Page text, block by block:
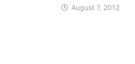
August 7, 2012